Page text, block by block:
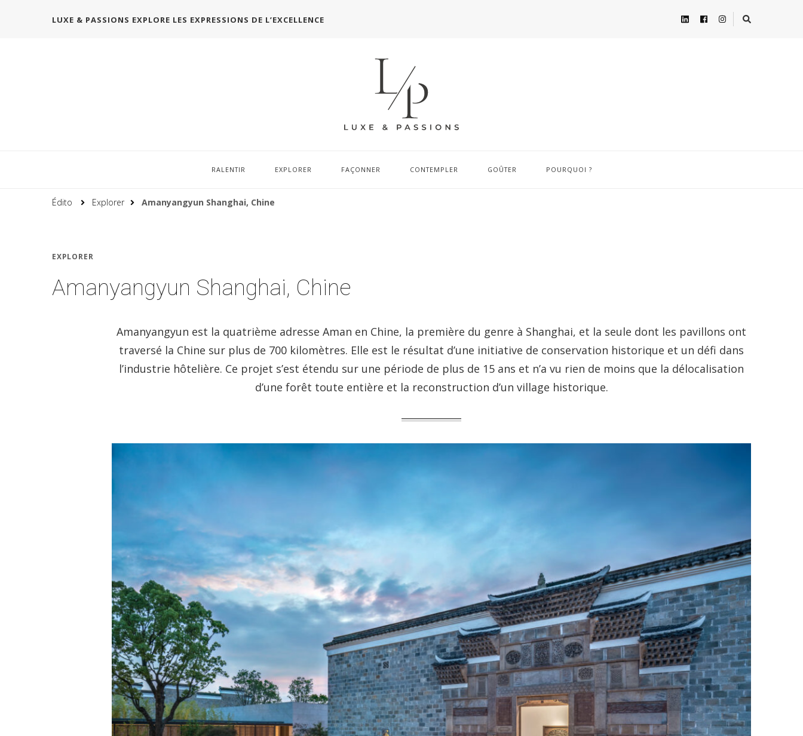
LUXE & PASSIONS EXPLORE LES EXPRESSIONS DE L’EXCELLENCE
RALENTIR EXPLORER FAÇONNER CONTEMPLER GOÛTER POURQUOI ?
Édito Explorer Amanyangyun Shanghai, Chine
EXPLORER
Amanyangyun Shanghai, Chine
Amanyangyun est la quatrième adresse Aman en Chine, la première du genre à Shanghai, et la seule dont les pavillons ont
traversé la Chine sur plus de 700 kilomètres. Elle est le résultat d’une initiative de conservation historique et un défi dans
l’industrie hôtelière. Ce projet s’est étendu sur une période de plus de 15 ans et n’a vu rien de moins que la délocalisation
d’une forêt toute entière et la reconstruction d’un village historique.